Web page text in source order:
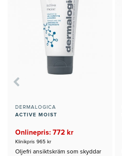
DERMALOGICA
ACTIVE MOIST
Onlinepris: 772 kr
Klinikpris 965 kr
Oljefri ansiktskräm som skyddar